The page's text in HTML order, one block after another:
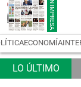
ECONOMÍA